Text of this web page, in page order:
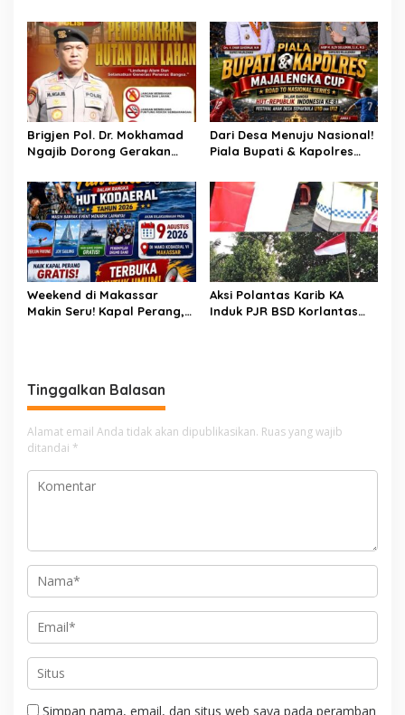
Polres Pinrang Berhasil
Bekuk Pelaku Pembunuhan
di Jalan Macan, Apresiasi
Mengalir Untuk Ipda Ahmad
Haris dan Aiptu Syahrir,
Kerja Senyap Polisi
Berbuah Pengungkapan
Kasus Menonjol
Pembunuhan : Apresiasi
Mengalir Untuk Tim Buser
Ipda Ahmad Haris
Brigjen Pol. Dr. Mokhamad
Ngajib Dorong Gerakan
Hutan, Jaga Kehidupan
Dari Desa Menuju Nasional!
Piala Bupati & Kapolres
Bibit-Bibit Juara
Weekend di Makassar
Makin Seru! Kapal Perang,
Aksi Polantas Karib KA
Induk PJR BSD Korlantas
Tinggalkan Balasan
Alamat email Anda tidak akan dipublikasikan. Ruas yang wajib
ditandai *
Simpan nama, email, dan situs web saya pada peramban